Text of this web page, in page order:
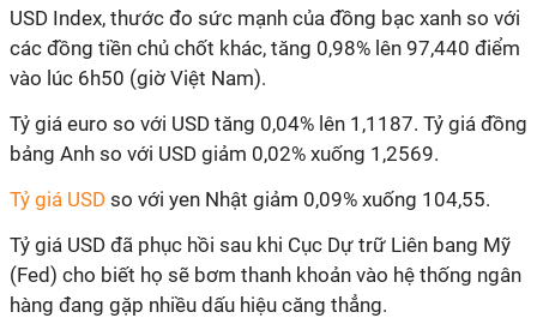
USD Index, thước đo sức mạnh của đồng bạc xanh so với
các đồng tiền chủ chốt khác, tăng 0,98% lên 97,440 điểm
vào lúc 6h50 (giờ Việt Nam).
Tỷ giá euro so với USD tăng 0,04% lên 1,1187. Tỷ giá đồng
bảng Anh so với USD giảm 0,02% xuống 1,2569.
Tỷ giá USD so với yen Nhật giảm 0,09% xuống 104,55.
Tỷ giá USD đã phục hồi sau khi Cục Dự trữ Liên bang Mỹ
(Fed) cho biết họ sẽ bơm thanh khoản vào hệ thống ngân
hàng đang gặp nhiều dấu hiệu căng thẳng.